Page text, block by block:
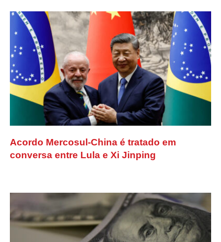
Acordo Mercosul-China é tratado em
conversa entre Lula e Xi Jinping